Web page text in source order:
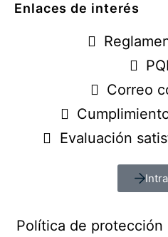
Enlaces de interés
Correo
Evaluación
Política de protección